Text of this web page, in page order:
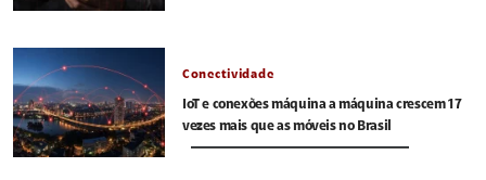
Conectividade
IoT e conexões máquina a máquina crescem 17
vezes mais que as móveis no Brasil